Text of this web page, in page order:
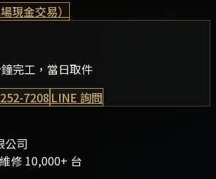
現金交易）
完工，當日取件
7208 LINE 詢問
公司
修 10,000+ 台